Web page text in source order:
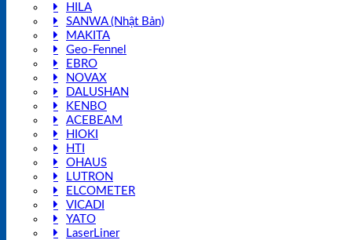
HILA
SANWA (Nhật Bản)
MAKITA
Geo-Fennel
EBRO
NOVAX
DALUSHAN
KENBO
ACEBEAM
HIOKI
HTI
OHAUS
LUTRON
ELCOMETER
VICADI
YATO
LaserLiner